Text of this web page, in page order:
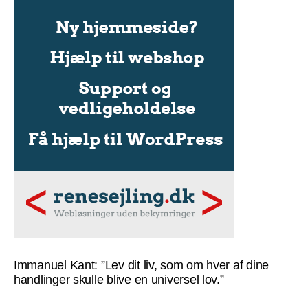
Immanuel Kant: ”Lev dit liv, som om hver af dine
handlinger skulle blive en universel lov.”